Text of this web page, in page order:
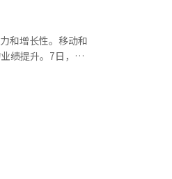
等未来增长潜力
没有英伟达的芯
英伟达不仅是半导
Gemini AI模型与
代的持续性产生
之一，能够直接
AI时代最大的战略
操作系统
入睡。睡眠比赛
方的疲惫，选择在
视频，两个小时
他，忍不住露出
上最努力工作的
体工厂与相关研
高端家电顶流。
冰箱”成为热卖产
和增长性。移动和
绩提升。7日，LG
营业利润为2723
用户为896.4
部门因互联网用
亿韩元，增长